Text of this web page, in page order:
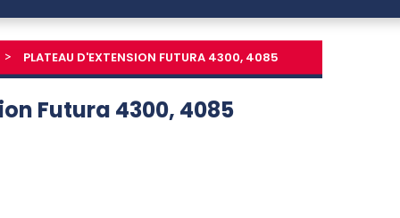
PLATEAU D'EXTENSION FUTURA 4300, 4085
Futura 4300, 4085